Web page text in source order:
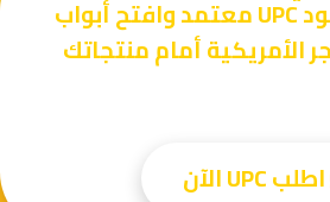
احصل على باركود UPC معتمد وافتح أبواب
الأمريكية أمام منتجاتك
اطلب UPC الآن